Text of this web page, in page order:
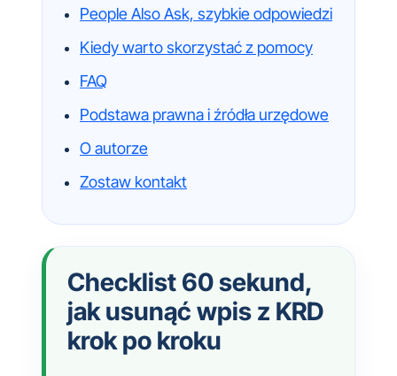
People Also Ask, szybkie odpowiedzi
Kiedy warto skorzystać z pomocy
FAQ
Podstawa prawna i źródła urzędowe
O autorze
Zostaw kontakt
Checklist 60 sekund,
jak usunąć wpis z KRD
krok po kroku